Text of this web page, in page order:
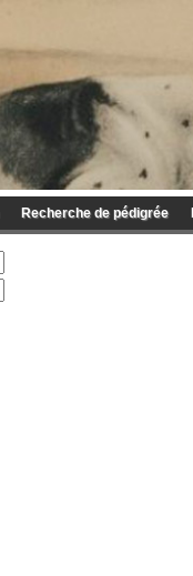
Recherche de pédigrée